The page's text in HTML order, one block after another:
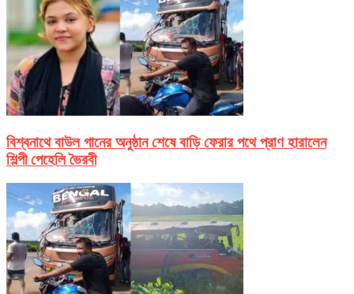
বিশ্বনাথে বাউল গানের অনুষ্ঠান শেষে বাড়ি ফেরার পথে প্রাণ হারালেন
শিল্পী পেহেলি ভৈরবী